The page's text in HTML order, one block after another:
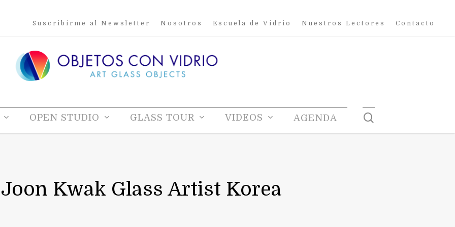
Suscribirme al Newsletter Nosotros Escuela de Vidrio Nuestros Lectores Contacto
OPEN STUDIO GLASS TOUR VIDEOS AGENDA
Kwak Glass Artist Korea